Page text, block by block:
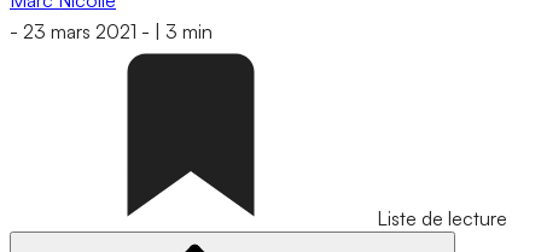
- 23 mars 2021 - 3 min
Liste de lecture